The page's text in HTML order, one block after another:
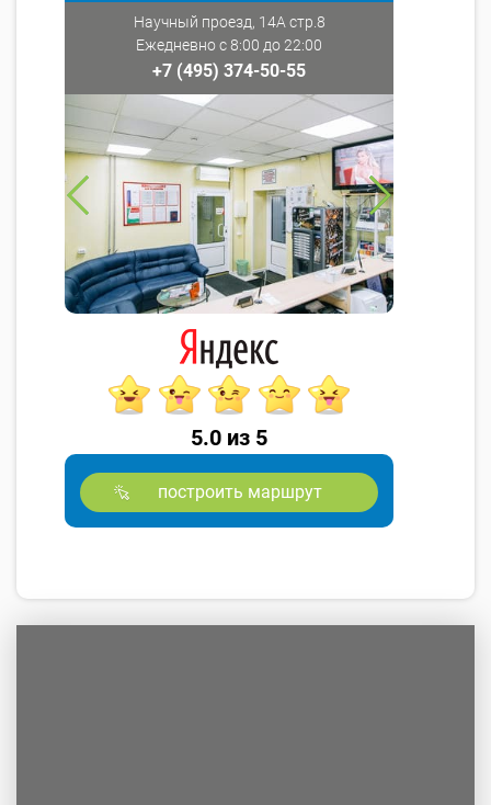
Научный проезд, 14А стр.8
Ежедневно с 8:00 до 22:00
+7 (495) 374-50-55
5.0 из 5
построить маршрут